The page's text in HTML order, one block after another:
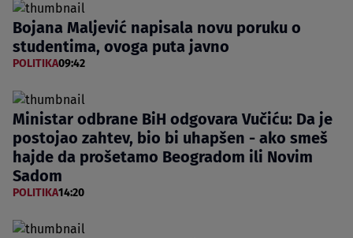
Bojana Maljević napisala novu poruku o
studentima, ovoga puta javno
POLITIKA09:42
Ministar odbrane BiH odgovara Vučiću: Da je
postojao zahtev, bio bi uhapšen - ako smeš
hajde da prošetamo Beogradom ili Novim
Sadom
POLITIKA14:20